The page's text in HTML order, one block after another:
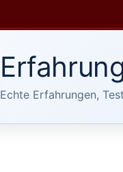
Echte Erfahrungen,